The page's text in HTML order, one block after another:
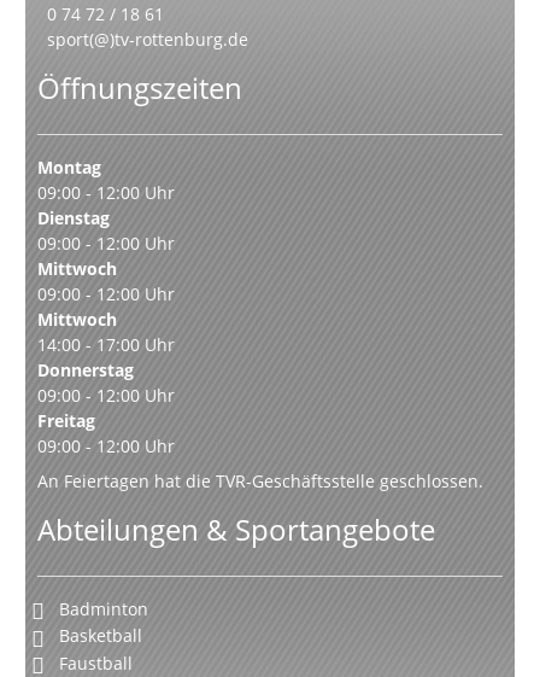
0 74 72 / 18 61
sport(@)tv-rottenburg.de
Öffnungszeiten
Montag
09:00 - 12:00 Uhr
Dienstag
09:00 - 12:00 Uhr
Mittwoch
09:00 - 12:00 Uhr
Mittwoch
14:00 - 17:00 Uhr
Donnerstag
09:00 - 12:00 Uhr
Freitag
09:00 - 12:00 Uhr
An Feiertagen hat die TVR-Geschäftsstelle geschlossen.
Abteilungen & Sportangebote
Badminton
Basketball
Faustball